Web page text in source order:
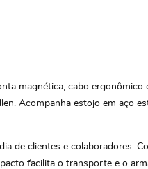
magnética, cabo ergonômico
Acompanha estojo em aço
de clientes e colaboradores.
facilita o transporte e o